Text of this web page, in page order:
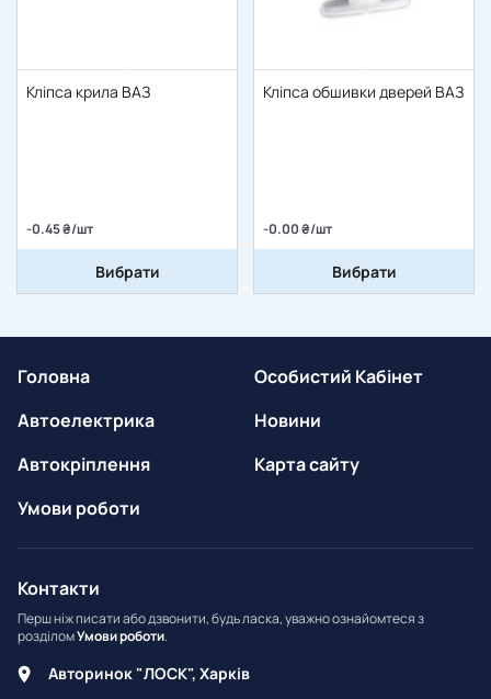
Кліпса крила ВАЗ
-0.45 ₴/шт
Вибрати
Кліпса обшивки дверей ВАЗ
-0.00 ₴/шт
Вибрати
Головна
Автоелектрика
Автокріплення
Умови роботи
Особистий Кабінет
Новини
Карта сайту
Контакти
Перш ніж писати або дзвонити, будь ласка, уважно ознайомтеся з
розділомУмови роботи.
Авторинок "ЛОСК", Харків